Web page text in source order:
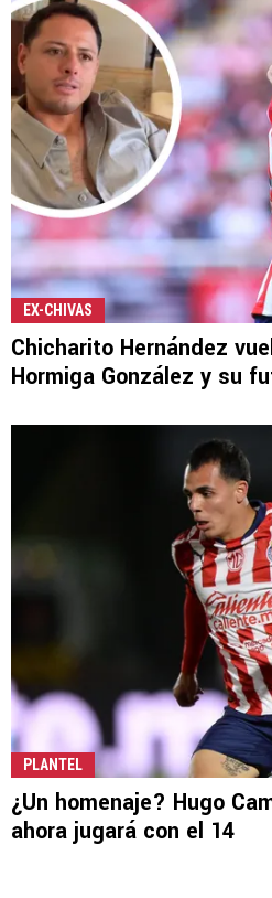
EX-CHIVAS
Chicharito Hernández
Hormiga González y su
PLANTEL
¿Un homenaje? Hugo
ahora jugará con el 14